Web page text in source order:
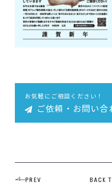
お気軽にご相談ください！
ご依頼・お問い合
PREV BACK